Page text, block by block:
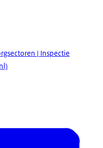
| Inspectie